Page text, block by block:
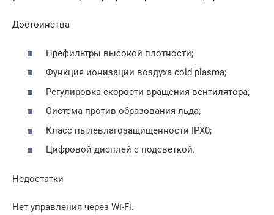
Достоинства
Префильтры высокой плотности;
Функция ионизации воздуха cold plasma;
Регулировка скорости вращения вентилятора;
Система против образования льда;
Класс пылевлагозащищенности IPX0;
Цифровой дисплей с подсветкой.
Недостатки
Нет управления через Wi-Fi.